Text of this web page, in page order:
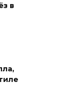
в